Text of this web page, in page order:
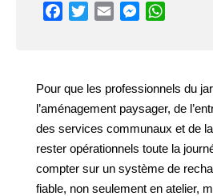
Facebook
TwitterEmail Messenger
Pour que les professionnels du
l’aménagement paysager, de
des services communaux et de
rester opérationnels toute la
compter sur un système de
fiable, non seulement en atelier,